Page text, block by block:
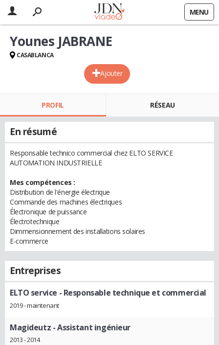
MENU
Ajouter
Younes JABRANE
CASABLANCA
PROFIL RÉSEAU
En résumé
Responsable technico commercial chez ELTO SERVICE
AUTOMATION INDUSTRIELLE
Mes compétences :
Distribution de l'énergie électrique
Commande des machines électriques
Électronique de puissance
Électrotechnique
Dimmensionnement des installations solaires
E-commerce
Entreprises
ELTO service - Responsable technique et commercial
2019 - maintenant
Magideutz - Assistant ingénieur
2013 - 2014